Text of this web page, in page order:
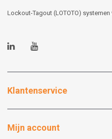
Lockout-Tagout (LOTOTO)
Klantenservice
Mijn account